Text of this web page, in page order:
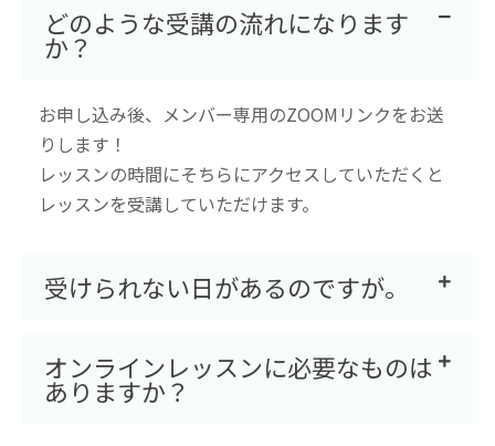
どのような受講の流れになります
か？
お申し込み後、メンバー専用のZOOMリンクをお送
りします！
レッスンの時間にそちらにアクセスしていただくと
レッスンを受講していただけます。
受けられない日があるのですが。
オンラインレッスンに必要なものは
ありますか？